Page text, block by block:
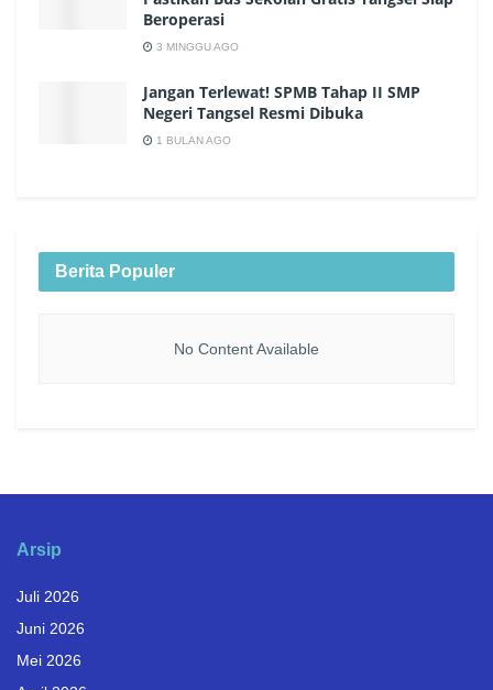
Beroperasi
3 MINGGU AGO
Jangan Terlewat! SPMB Tahap II SMP
Negeri Tangsel Resmi Dibuka
1 BULAN AGO
Berita Populer
No Content Available
Arsip
Juli 2026
Juni 2026
Mei 2026